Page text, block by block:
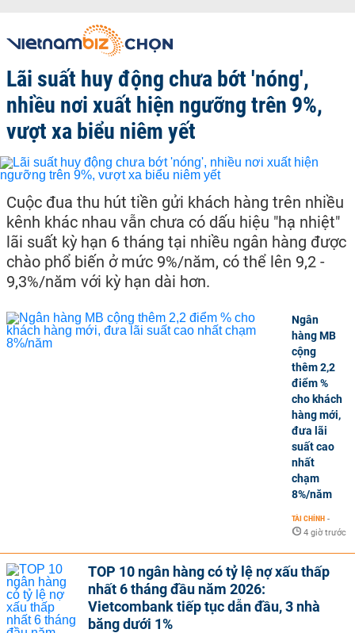
Lãi suất huy động chưa bớt 'nóng',
nhiều nơi xuất hiện ngưỡng trên 9%,
vượt xa biểu niêm yết
Cuộc đua thu hút tiền gửi khách hàng trên nhiều
kênh khác nhau vẫn chưa có dấu hiệu "hạ nhiệt"
lãi suất kỳ hạn 6 tháng tại nhiều ngân hàng được
chào phổ biến ở mức 9%/năm, có thể lên 9,2 -
9,3%/năm với kỳ hạn dài hơn.
Ngân
hàng MB
cộng
thêm 2,2
điểm %
cho khách
hàng mới,
đưa lãi
suất cao
nhất
chạm
8%/năm
TÀI CHÍNH -
4 giờ trước
TOP 10 ngân hàng có tỷ lệ nợ xấu thấp
nhất 6 tháng đầu năm 2026:
Vietcombank tiếp tục dẫn đầu, 3 nhà
băng dưới 1%